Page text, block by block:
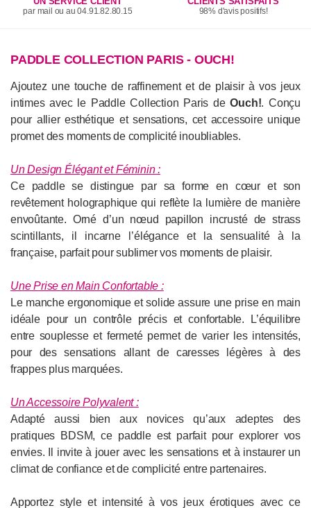
par mail ou au 04.91.82.80.15 98% d'avis positifs!
PADDLE COLLECTION PARIS - OUCH!
Ajoutez une touche de raffinement et de plaisir à vos jeux
intimes avec le Paddle Collection Paris deOuch!. Conçu
pour allier esthétique et sensations, cet accessoire unique
promet des moments de complicité inoubliables.
Un Design Élégant et Féminin :
Ce paddle se distingue par sa forme en cœur et son
revêtement holographique qui reflète la lumière de manière
envoûtante. Orné d’un nœud papillon incrusté de strass
scintillants, il incarne l’élégance et la sensualité à la
française, parfait pour sublimer vos moments de plaisir.
Une Prise en Main Confortable :
Le manche ergonomique et solide assure une prise en main
idéale pour un contrôle précis et confortable. L’équilibre
entre souplesse et fermeté permet de varier les intensités,
pour des sensations allant de caresses légères à des
frappes plus marquées.
Un Accessoire Polyvalent :
Adapté aussi bien aux novices qu’aux adeptes des
pratiques BDSM, ce paddle est parfait pour explorer vos
envies. Il invite à jouer avec les sensations et à instaurer un
climat de confiance et de complicité entre partenaires.
Apportez style et intensité à vos jeux érotiques avec ce